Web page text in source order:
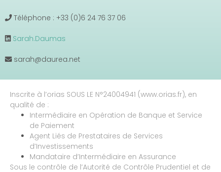
Téléphone : +33 (0)6 24 76 37 06
Sarah.Daumas
sarah@daurea.net
Inscrite à l’orias SOUS LE N°24004941 (www.orias.fr), en
qualité de :
Intermédiaire en Opération de Banque et Service
de Paiement
Agent Liés de Prestataires de Services
d’Investissements
Mandataire d’Intermédiaire en Assurance
Sous le contrôle de l’Autorité de Contrôle Prudentiel et de